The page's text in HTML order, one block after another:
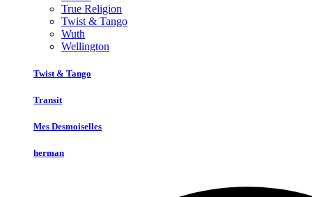
True Religion
Twist & Tango
Wuth
Wellington
Twist & Tango
Transit
Mes Desmoiselles
herman